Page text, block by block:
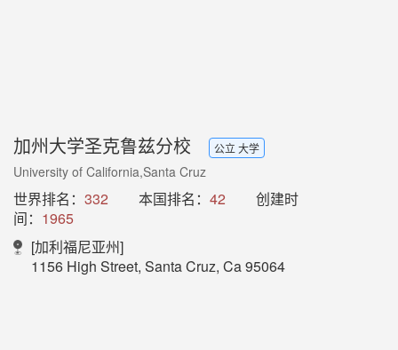
加州大学圣克鲁兹分校 公立 大学
University of California,Santa Cruz
世界排名： 332 本国排名： 42
创建时
间： 1965
[加利福尼亚州]
1156 High Street, Santa Cruz, Ca 95064